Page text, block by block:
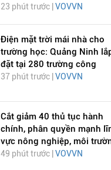
23 phút trước | VOVVN
Điện mặt trời mái nhà cho
trường học: Quảng Ninh
đặt tại 280 trường công
37 phút trước | VOVVN
Cắt giảm 40 thủ tục hành
chính, phân quyền mạnh
vực nông nghiệp, môi
49 phút trước | VOVVN